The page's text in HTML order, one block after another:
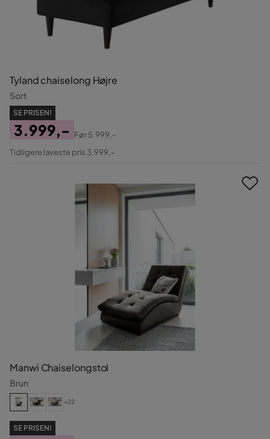
Tyland chaiselong Højre
Sort
SE PRISEN!
Pris
3.999,-
Original
Før5.999,-
Tidligere laveste pris 3.999,-
Manwi Chaiselongstol
Brun
+22
SE PRISEN!